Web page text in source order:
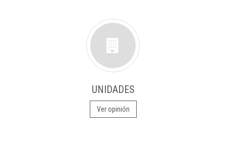
UNIDADES
Ver opinión